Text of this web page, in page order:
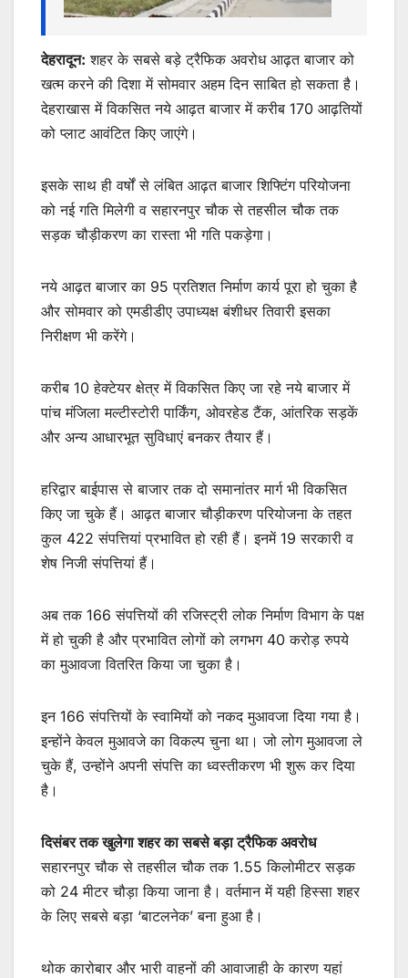
देहरादून: शहर के सबसे बड़े ट्रैफिक अवरोध आढ़त बाजार को
खत्म करने की दिशा में सोमवार अहम दिन साबित हो सकता है।
देहराखास में विकसित नये आढ़त बाजार में करीब 170 आढ़तियों
को प्लाट आवंटित किए जाएंगे।
इसके साथ ही वर्षों से लंबित आढ़त बाजार शिफ्टिंग परियोजना
को नई गति मिलेगी व सहारनपुर चौक से तहसील चौक तक
सड़क चौड़ीकरण का रास्ता भी गति पकड़ेगा।
नये आढ़त बाजार का 95 प्रतिशत निर्माण कार्य पूरा हो चुका है
और सोमवार को एमडीडीए उपाध्यक्ष बंशीधर तिवारी इसका
निरीक्षण भी करेंगे।
करीब 10 हेक्टेयर क्षेत्र में विकसित किए जा रहे नये बाजार में
पांच मंजिला मल्टीस्टोरी पार्किंग, ओवरहेड टैंक, आंतरिक सड़कें
और अन्य आधारभूत सुविधाएं बनकर तैयार हैं।
हरिद्वार बाईपास से बाजार तक दो समानांतर मार्ग भी विकसित
किए जा चुके हैं। आढ़त बाजार चौड़ीकरण परियोजना के तहत
कुल 422 संपत्तियां प्रभावित हो रही हैं। इनमें 19 सरकारी व
शेष निजी संपत्तियां हैं।
अब तक 166 संपत्तियों की रजिस्ट्री लोक निर्माण विभाग के पक्ष
में हो चुकी है और प्रभावित लोगों को लगभग 40 करोड़ रुपये
का मुआवजा वितरित किया जा चुका है।
इन 166 संपत्तियों के स्वामियों को नकद मुआवजा दिया गया है।
इन्होंने केवल मुआवजे का विकल्प चुना था। जो लोग मुआवजा ले
चुके हैं, उन्होंने अपनी संपत्ति का ध्वस्तीकरण भी शुरू कर दिया
है।
दिसंबर तक खुलेगा शहर का सबसे बड़ा ट्रैफिक अवरोध
सहारनपुर चौक से तहसील चौक तक 1.55 किलोमीटर सड़क
को 24 मीटर चौड़ा किया जाना है। वर्तमान में यही हिस्सा शहर
के लिए सबसे बड़ा ‘बाटलनेक’ बना हुआ है।
थोक कारोबार और भारी वाहनों की आवाजाही के कारण यहां